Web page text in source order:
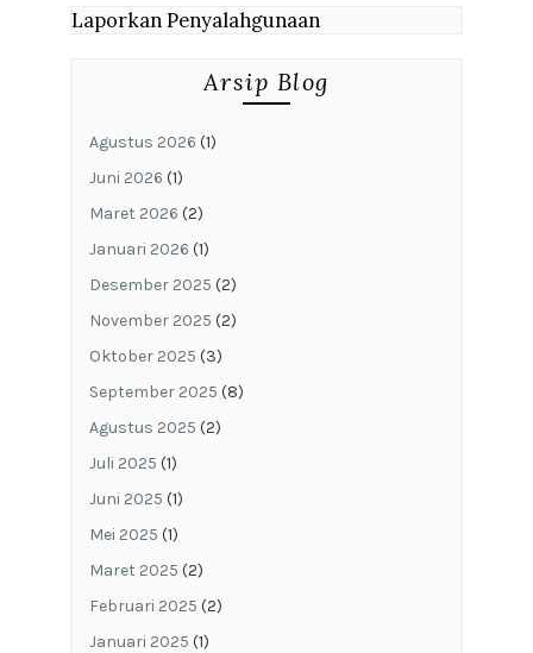
Laporkan Penyalahgunaan
Arsip Blog
Agustus 2026 (1)
Juni 2026 (1)
Maret 2026 (2)
Januari 2026 (1)
Desember 2025 (2)
November 2025 (2)
Oktober 2025 (3)
September 2025 (8)
Agustus 2025 (2)
Juli 2025 (1)
Juni 2025 (1)
Mei 2025 (1)
Maret 2025 (2)
Februari 2025 (2)
Januari 2025 (1)